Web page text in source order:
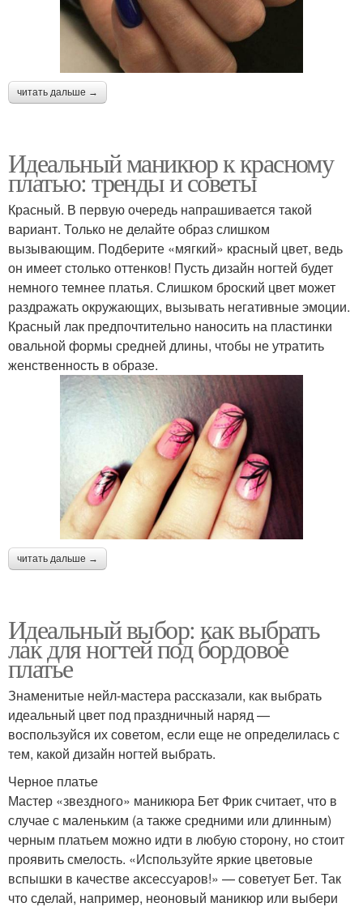
читать дальше →
Идеальный маникюр к красному
платью: тренды и советы
Красный. В первую очередь напрашивается такой
вариант. Только не делайте образ слишком
вызывающим. Подберите «мягкий» красный цвет, ведь
он имеет столько оттенков! Пусть дизайн ногтей будет
немного темнее платья. Слишком броский цвет может
раздражать окружающих, вызывать негативные эмоции.
Красный лак предпочтительно наносить на пластинки
овальной формы средней длины, чтобы не утратить
женственность в образе.
читать дальше →
Идеальный выбор: как выбрать
лак для ногтей под бордовое
платье
Знаменитые нейл-мастера рассказали, как выбрать
идеальный цвет под праздничный наряд —
воспользуйся их советом, если еще не определилась с
тем, какой дизайн ногтей выбрать.
Черное платье
Мастер «звездного» маникюра Бет Фрик считает, что в
случае с маленьким (а также средними или длинным)
черным платьем можно идти в любую сторону, но стоит
проявить смелость. «Используйте яркие цветовые
вспышки в качестве аксессуаров!» — советует Бет. Так
что сделай, например, неоновый маникюр или выбери